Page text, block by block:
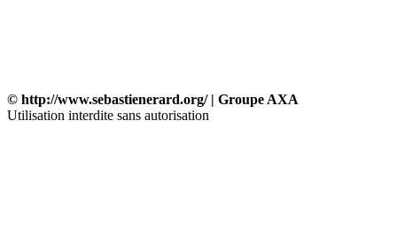
© http://www.sebastienerard.org/ | Groupe AXA
Utilisation interdite sans autorisation